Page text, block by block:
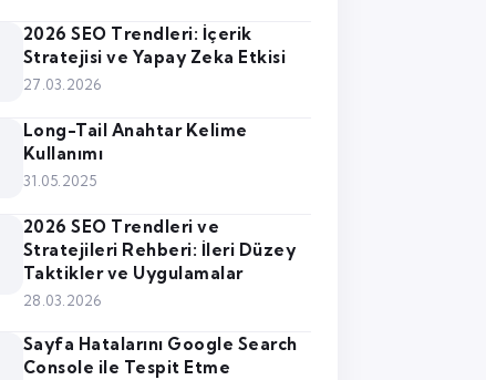
2026 SEO Trendleri: İçerik
Stratejisi ve Yapay Zeka Etkisi
27.03.2026
Long-Tail Anahtar Kelime
Kullanımı
31.05.2025
2026 SEO Trendleri ve
Stratejileri Rehberi: İleri Düzey
Taktikler ve Uygulamalar
28.03.2026
Sayfa Hatalarını Google Search
Console ile Tespit Etme